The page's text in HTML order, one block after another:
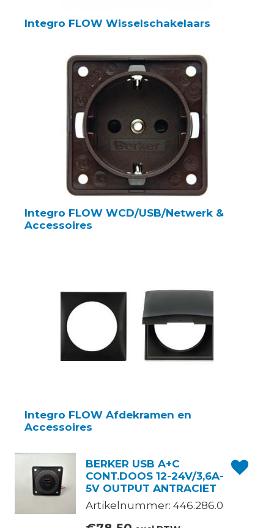
Integro FLOW Wisselschakelaars
Integro FLOW WCD/USB/Netwerk &
Accessoires
Integro FLOW Afdekramen en
Accessoires
BERKER USB A+C
CONT.DOOS 12-24V/3,6A-
5V OUTPUT ANTRACIET
Artikelnummer: 446.286.0